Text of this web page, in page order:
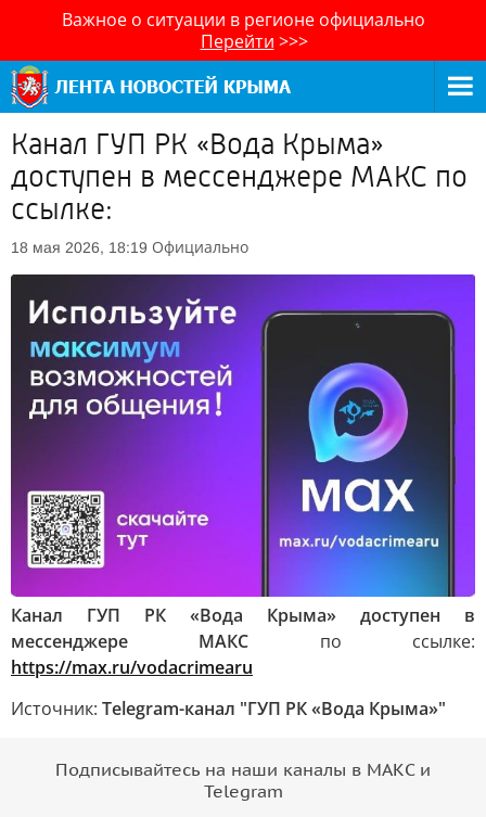
Важное о ситуации в регионе официально
Перейти >>>
Канал ГУП РК «Вода Крыма»
доступен в мессенджере МАКС по
ссылке:
18 мая 2026, 18:19 Официально
Канал ГУП РК «Вода Крыма» доступен в
мессенджере МАКС по ссылке:
https://max.ru/vodacrimearu
Источник: Telegram-канал "ГУП РК «Вода Крыма»"
Подписывайтесь на наши каналы в МАКС и
Telegram